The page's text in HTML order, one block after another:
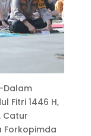
Dalam
Fitri 1446 H,
Catur
Forkopimda